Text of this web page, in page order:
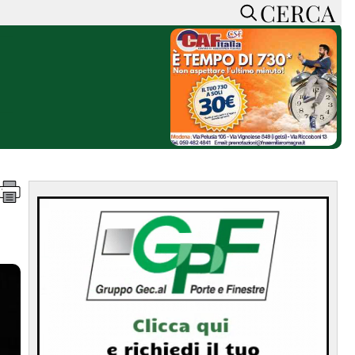
CERCA
ACCEDI o REGISTRATI
CONTATTI
SOSTIENI LA PRESSA
CONOSCI LA PRESSA
COOKIE POLICY
PRIVACY POLICY
FEED RSS
MAPPA DEL SITO
NORMATIVE
DEONTOLOGICHE
CERCA